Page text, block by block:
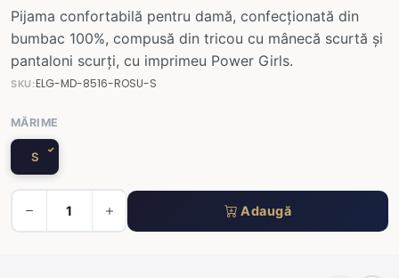
Pijama confortabilă pentru damă, confecționată din
bumbac 100%, compusă din tricou cu mânecă scurtă și
pantaloni scurți, cu imprimeu Power Girls.
SKU:ELG-MD-8516-ROSU-S
MĂRIME
S
Adaugă